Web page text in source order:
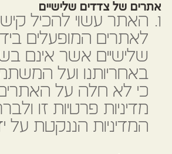
אתרים של צדדים שלישיים
האתר עשוי להכיל
לאתרים המופעלים
שלישיים אשר אינם
באחריותנו ועל
כי לא חלה על
מדיניות פרטיות זו
המדיניות הננקטת על